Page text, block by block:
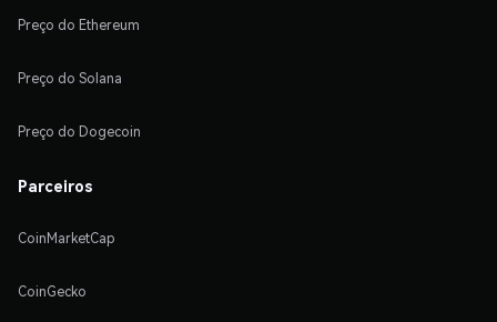
Preço do Ethereum
Preço do Solana
Preço do Dogecoin
Parceiros
CoinMarketCap
CoinGecko